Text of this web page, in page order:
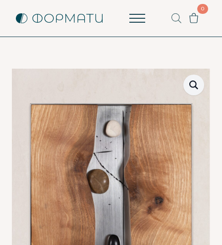
0
Пишете ни
Вашият имейл
Започни разговор
Имате ли вече разговор? Продължи с имейл